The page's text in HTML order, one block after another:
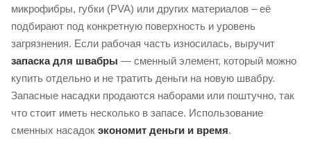
микрофибры, губки (PVA) или других материалов – её
подбирают под конкретную поверхность и уровень
загрязнения. Если рабочая часть износилась, выручит
запаска для швабры — сменный элемент, который можно
купить отдельно и не тратить деньги на новую швабру.
Запасные насадки продаются наборами или поштучно, так
что стоит иметь несколько в запасе. Использование
сменных насадок экономит деньги и время.